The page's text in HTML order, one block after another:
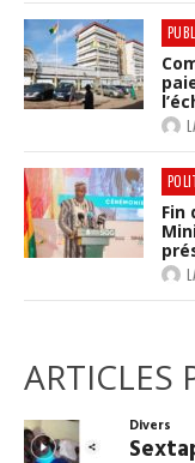
Fin
ARTICLES